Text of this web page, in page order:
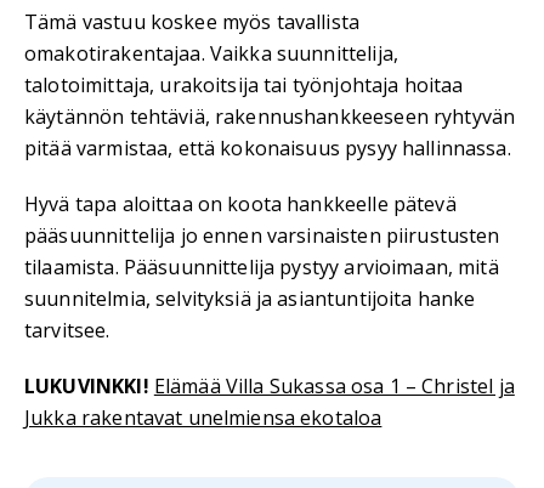
Tämä vastuu koskee myös tavallista
omakotirakentajaa. Vaikka suunnittelija,
talotoimittaja, urakoitsija tai työnjohtaja hoitaa
käytännön tehtäviä, rakennushankkeeseen ryhtyvän
pitää varmistaa, että kokonaisuus pysyy hallinnassa.
Hyvä tapa aloittaa on koota hankkeelle pätevä
pääsuunnittelija jo ennen varsinaisten piirustusten
tilaamista. Pääsuunnittelija pystyy arvioimaan, mitä
suunnitelmia, selvityksiä ja asiantuntijoita hanke
tarvitsee.
LUKUVINKKI! Elämää Villa Sukassa osa 1 – Christel ja
Jukka rakentavat unelmiensa ekotaloa